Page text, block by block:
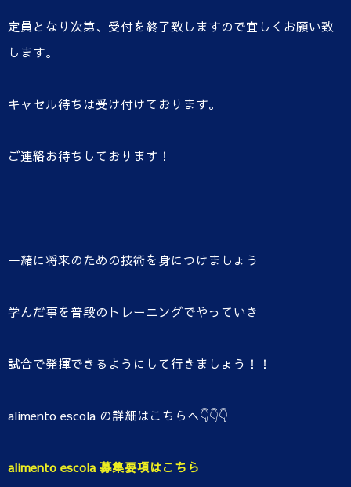
定員となり次第、受付を終了致しますので宜しくお願い致
します。
キャセル待ちは受け付けております。
ご連絡お待ちしております！
一緒に将来のための技術を身につけましょう
学んだ事を普段のトレーニングでやっていき
試合で発揮できるようにして行きましょう！！
alimento escola の詳細はこちらへ👇👇👇
alimento escola 募集要項はこちら